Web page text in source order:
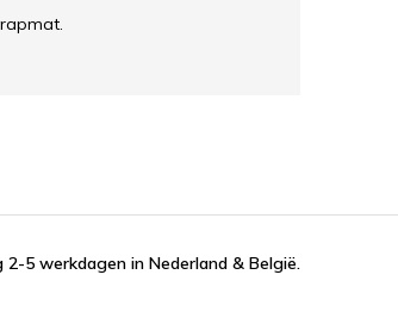
2-5 werkdagen in Nederland & België.